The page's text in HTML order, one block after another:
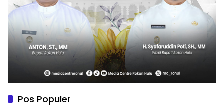
Pos Populer